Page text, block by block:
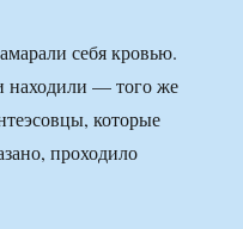
себя кровью.
находили — того же
которые
проходило